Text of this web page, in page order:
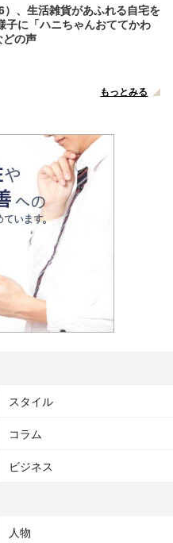
）、生活雑貨があふれる自宅を
子に「ハニちゃんおててかわ
どの声
もっとみる
スタイル
コラム
ビジネス
人物